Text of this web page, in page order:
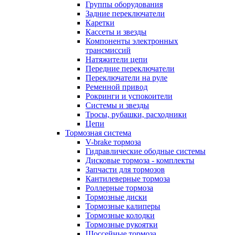
Группы оборудования
Задние переключатели
Каретки
Кассеты и звезды
Компоненты электронных
трансмиссий
Натяжители цепи
Передние переключатели
Переключатели на руле
Ременной привод
Рокринги и успокоители
Системы и звезды
Тросы, рубашки, расходники
Цепи
Тормозная система
V-brake тормоза
Гидравлические ободные системы
Дисковые тормоза - комплекты
Запчасти для тормозов
Кантилеверные тормоза
Роллерные тормоза
Тормозные диски
Тормозные калиперы
Тормозные колодки
Тормозные рукоятки